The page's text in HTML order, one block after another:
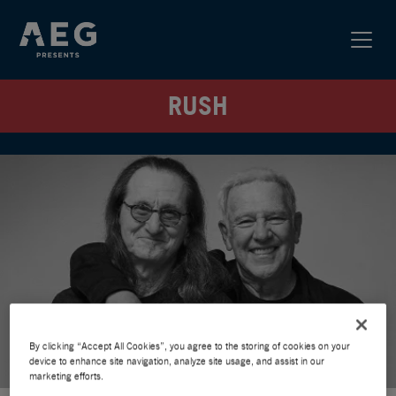
RUSH
By clicking “Accept All Cookies”, you agree to the storing of cookies on your
device to enhance site navigation, analyze site usage, and assist in our
marketing efforts.